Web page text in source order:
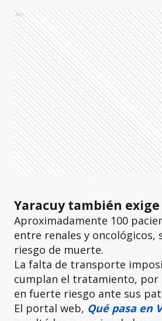
Ads
Yaracuy también
Aproximadamente 100
entre renales y oncológicos,
riesgo de muerte.
La falta de transporte
cumplan el tratamiento, por
en fuerte riesgo ante sus
El portal web, Qué pasa en